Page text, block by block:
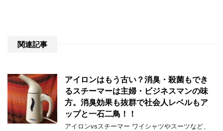
関連記事
アイロンはもう古い？消臭・殺菌もでき
るスチーマーは主婦・ビジネスマンの味
方。消臭効果も抜群で社会人レベルもア
ップと一石二鳥！！
アイロンvsスチーマー ワイシャツやスーツなど、